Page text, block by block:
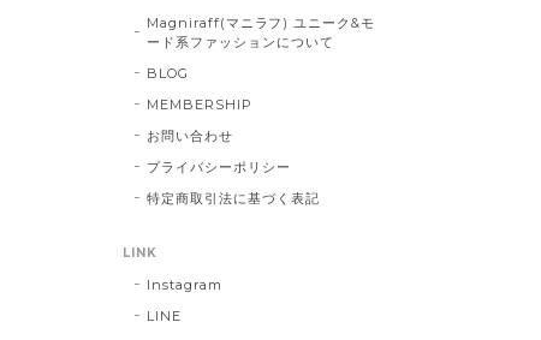
Magniraff(マニラフ) ユニーク&モ
ード系ファッションについて
BLOG
MEMBERSHIP
お問い合わせ
プライバシーポリシー
特定商取引法に基づく表記
LINK
Instagram
LINE